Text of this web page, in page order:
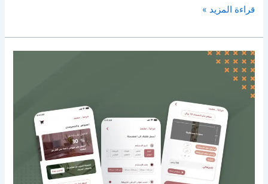
قراءة المزيد »
تطبيق
بساط
الريح